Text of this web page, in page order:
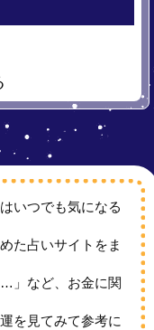
いつでも気になる
た占いサイトをま
…」など、お金に関
を見てみて参考に